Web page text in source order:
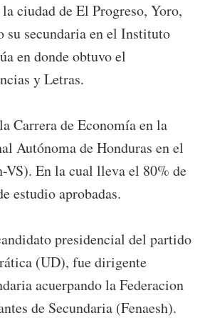
ciudad de El Progreso, Yoro,
su secundaria en el Instituto
en donde obtuvo el
y Letras.
Carrera de Economía en la
Autónoma de Honduras en el
VS). En la cual lleva el 80% de
estudio aprobadas.
presidencial del partido
(UD), fue dirigente
acuerpando la Federacion
de Secundaria (Fenaesh).